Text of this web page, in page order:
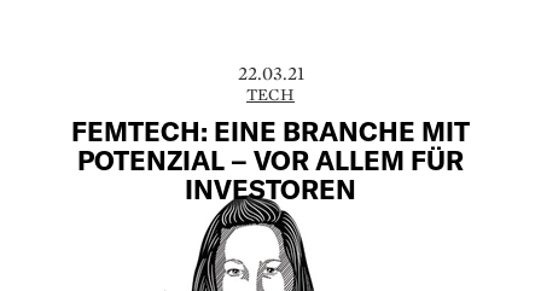
22.03.21
TECH
FEMTECH: EINE BRANCHE MIT
POTENZIAL – VOR ALLEM FÜR
INVESTOREN